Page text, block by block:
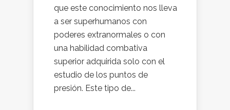
que este conocimiento nos lleva
a ser superhumanos con
poderes extranormales o con
una habilidad combativa
superior adquirida solo con el
estudio de los puntos de
presión. Este tipo de...